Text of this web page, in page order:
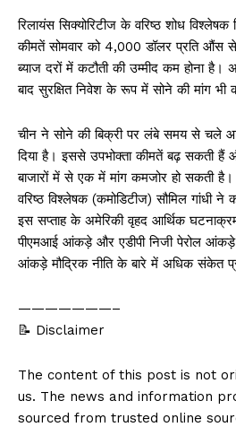
रिलायंस सिक्योरिटीज के वरिष्ठ शोध
कीमतें सोमवार को 4,000 डॉलर प्रति औंस
ब्याज दरों में कटौती की उम्मीद कम होना है।
बाद सुरक्षित निवेश के रूप में सोने की मांग भी
चीन ने सोने की बिक्री पर लंबे समय से चले आ
दिया है। इससे उपभोक्ता कीमतें बढ़ सकती हैं
बाजारों में से एक में मांग कमजोर हो सकती है।
वरिष्ठ विश्लेषक (कमोडिटीज) सौमिल गांधी ने
इस सप्ताह के अमेरिकी वृहद आर्थिक
पीएमआई आंकड़े और एडीपी निजी पेरोल आंकड़े
आंकड़े मौद्रिक नीति के बारे में अधिक संकेत
———————–
📝 Disclaimer
The content of this post is not
us. The news and information
sourced from trusted online